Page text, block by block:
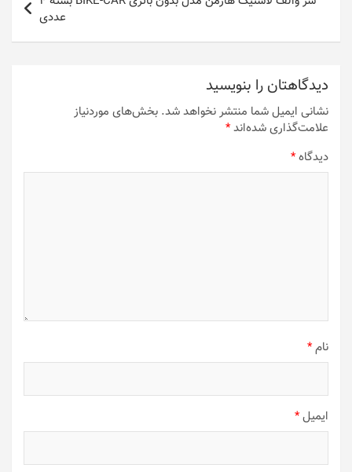
عددی
دیدگاهتان را بنویسید
نشانی ایمیل شما منتشر نخواهد شد. بخش‌های موردنیاز
علامت‌گذاری شده‌اند*
دیدگاه*
نام*
ایمیل*